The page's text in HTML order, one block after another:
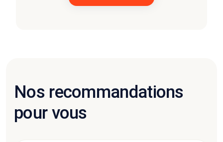
Nos recommandations
pour vous